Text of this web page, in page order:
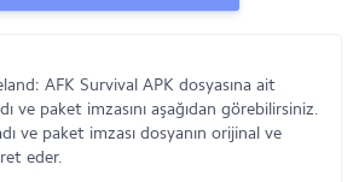
AFK Survival APK dosyasına ait
ve paket imzasını aşağıdan görebilirsiniz.
ve paket imzası dosyanın orijinal ve
eder.